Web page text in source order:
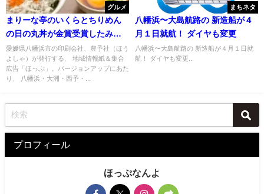
グルメ
まりーな亭のいくらとちりめん
の日の丸丼が金賞受賞したみた
い
愛媛県八幡浜市の印刷会社、豊予社（ほう
よしゃ）が発行する、 地域情報紙＆集合
広告「ほっぷ」。バージョンアップにあた
り、 八幡浜・大洲・西予・...
まちネタ
八幡浜〜大島航路の 新造船が４
月１日就航！ ダイヤも変更
八幡浜〜大島航路の 新造船が４月１日就
航！ ダイヤも変更...
プロフィール
ほっぷなんよ